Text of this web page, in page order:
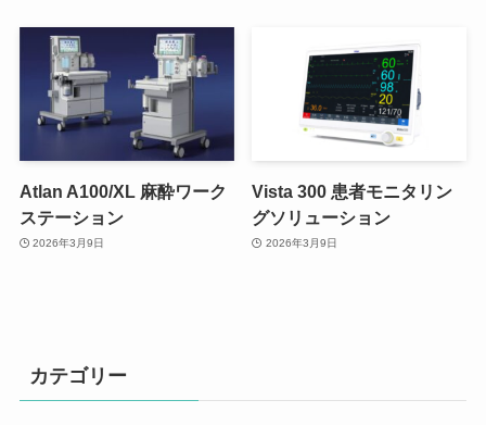
Atlan A100/XL 麻酔ワーク
ステーション
2026年3月9日
Vista 300 患者モニタリン
グソリューション
2026年3月9日
カテゴリー